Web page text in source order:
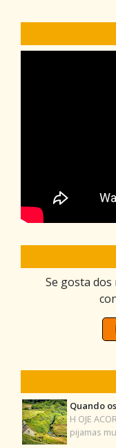
Se gosta
Quando
H OJE
pijamas